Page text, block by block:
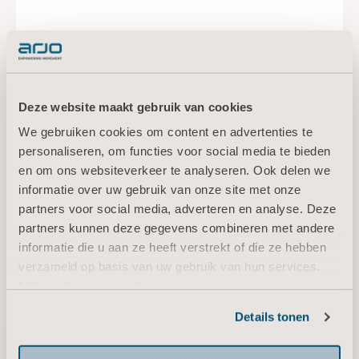
Deze website maakt gebruik van cookies
We gebruiken cookies om content en advertenties te
personaliseren, om functies voor social media te bieden
en om ons websiteverkeer te analyseren. Ook delen we
informatie over uw gebruik van onze site met onze
partners voor social media, adverteren en analyse. Deze
partners kunnen deze gegevens combineren met andere
informatie die u aan ze heeft verstrekt of die ze hebben
verzameld op basis van uw gebruik van hun services.
Details tonen
IndiGo Intuitive Drive Assist
IndiGo™ is het gemotoriseerde vijfde wiel dat
lichter vervoer mogelijk maakt voor elke
zorgverlener met slechts een druk op de knop
– veilig en eenvoudig.
LEES VERDER